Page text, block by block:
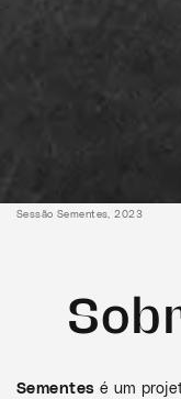
Sessão Sementes, 2023
Sementes é um